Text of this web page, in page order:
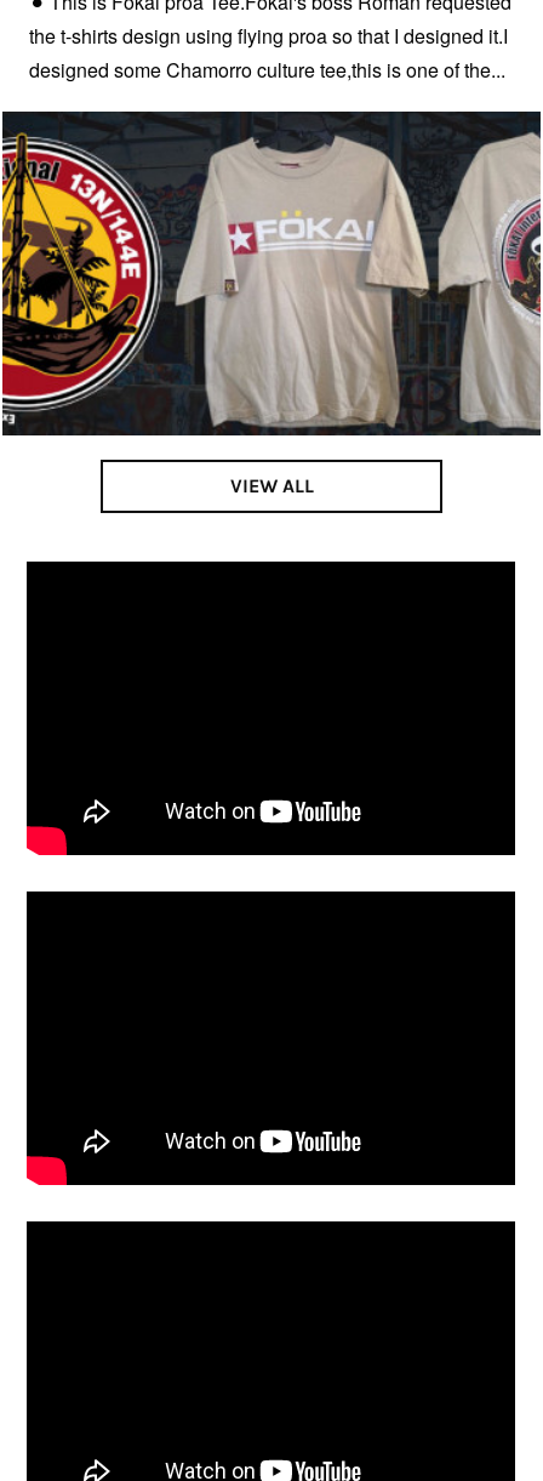
the t-shirts design using flying proa so that I designed it.I
designed some Chamorro culture tee,this is one of the...
VIEW ALL